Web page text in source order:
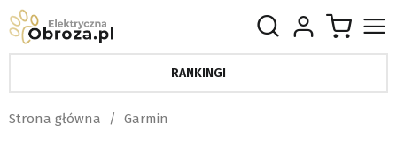
RANKINGI
Strona główna Garmin